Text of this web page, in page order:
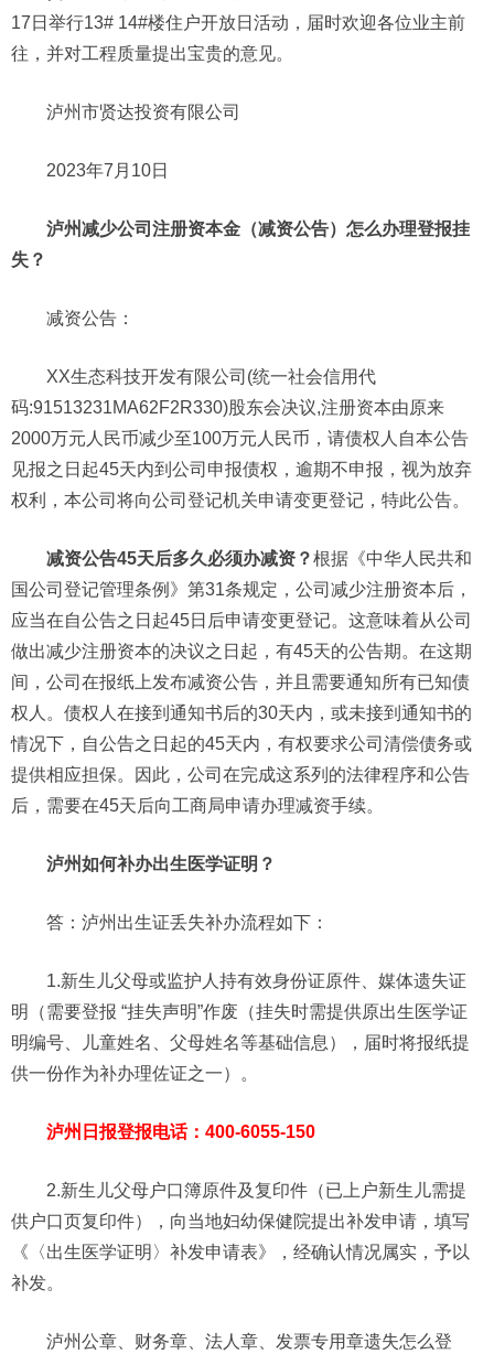
17日举行13# 14#楼住户开放日活动，届时欢迎各位业主前
往，并对工程质量提出宝贵的意见。
泸州市贤达投资有限公司
2023年7月10日
泸州减少公司注册资本金（减资公告）怎么办理登报挂
失？
减资公告：
XX生态科技开发有限公司(统一社会信用代
码:91513231MA62F2R330)股东会决议,注册资本由原来
2000万元人民币减少至100万元人民币，请债权人自本公告
见报之日起45天内到公司申报债权，逾期不申报，视为放弃
权利，本公司将向公司登记机关申请变更登记，特此公告。
减资公告45天后多久必须办减资？根据《中华人民共和
国公司登记管理条例》第31条规定，公司减少注册资本后，
应当在自公告之日起45日后申请变更登记。这意味着从公司
做出减少注册资本的决议之日起，有45天的公告期。在这期
间，公司在报纸上发布减资公告，并且需要通知所有已知债
权人。债权人在接到通知书后的30天内，或未接到通知书的
情况下，自公告之日起的45天内，有权要求公司清偿债务或
提供相应担保。因此，公司在完成这系列的法律程序和公告
后，需要在45天后向工商局申请办理减资手续。
泸州如何补办出生医学证明？
答：泸州出生证丢失补办流程如下：
1.新生儿父母或监护人持有效身份证原件、媒体遗失证
明（需要登报 “挂失声明”作废（挂失时需提供原出生医学证
明编号、儿童姓名、父母姓名等基础信息），届时将报纸提
供一份作为补办理佐证之一）。
泸州日报登报电话：400-6055-150
2.新生儿父母户口簿原件及复印件（已上户新生儿需提
供户口页复印件），向当地妇幼保健院提出补发申请，填写
《〈出生医学证明〉补发申请表》，经确认情况属实，予以
补发。
泸州公章、财务章、法人章、发票专用章遗失怎么登